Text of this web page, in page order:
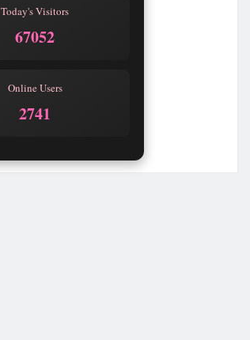
Today's Visitors
67052
Online Users
2741